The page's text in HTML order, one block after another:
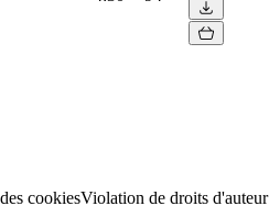
cookiesViolation de droits d'auteur